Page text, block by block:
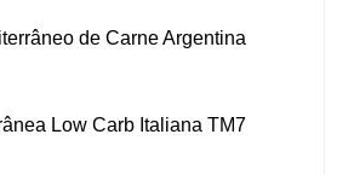
de Carne Argentina
Low Carb Italiana TM7